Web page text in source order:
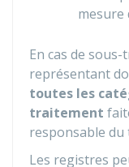
mesure
En cas de
représentant
toutes les
traitement
responsable
Les registres